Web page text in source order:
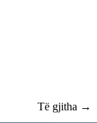
Të gjitha →